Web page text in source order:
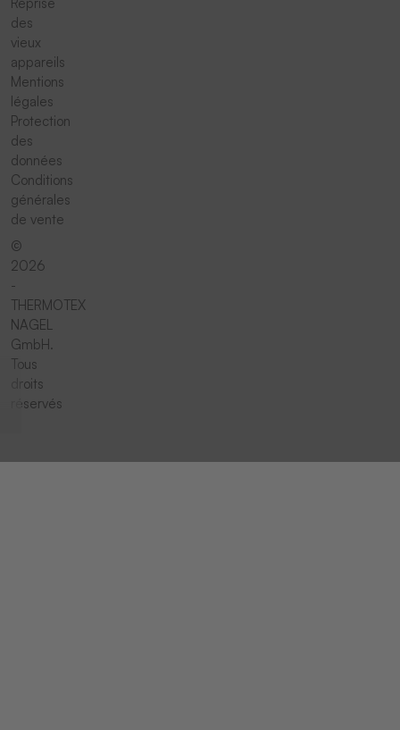
des
vieux
appareils
Mentions
légales
Protection
des
données
Conditions
générales
de vente
©
2026
-
THERMOTEX
NAGEL
GmbH.
Tous
droits
réservés